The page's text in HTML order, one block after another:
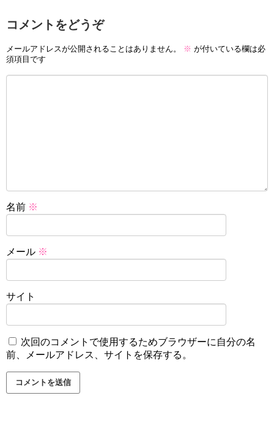
コメントをどうぞ
メールアドレスが公開されることはありません。 ※ が付いている欄は必
須項目です
名前 ※
メール ※
サイト
次回のコメントで使用するためブラウザーに自分の名
前、メールアドレス、サイトを保存する。